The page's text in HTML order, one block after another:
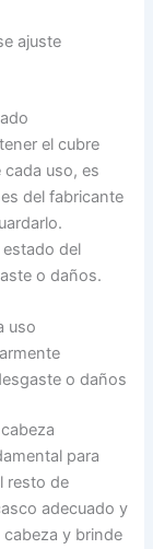
ajuste
el cubre
uso, es
del fabricante
del
o daños.
uso
o daños
para
resto de
adecuado y
y brinde